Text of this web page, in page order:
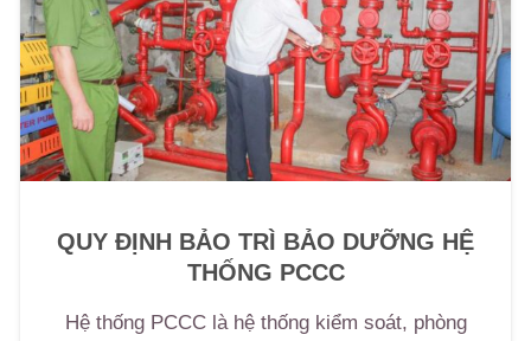
QUY ĐỊNH BẢO TRÌ BẢO DƯỠNG HỆ
THỐNG PCCC
Hệ thống PCCC là hệ thống kiểm soát, phòng